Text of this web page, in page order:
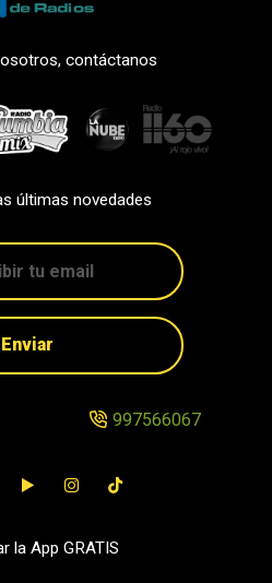
contáctanos
últimas novedades
Enviar
997566067
la App GRATIS